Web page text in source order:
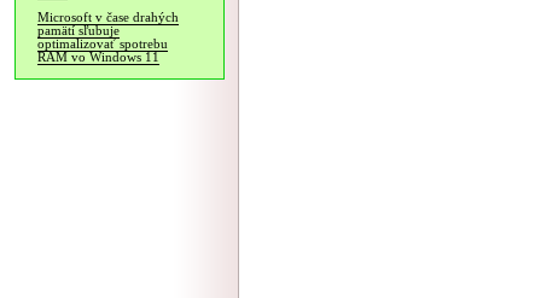
Microsoft v čase drahých
pamätí sľubuje
optimalizovať spotrebu
RAM vo Windows 11